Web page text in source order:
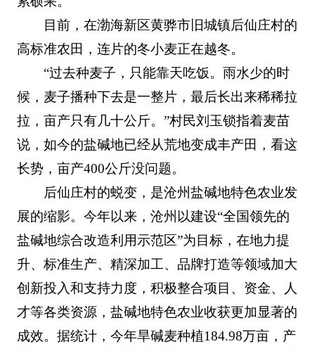
目前，在渤海新区黄骅市旧城镇后仙庄村的
高标准农田，连片的冬小麦正在越冬。
“过去种麦子，只能靠天吃饭。雨水少的时
候，麦子播种下去是一整片，最后长出来稀稀拉
拉，亩产只有几十公斤。”村民刘玉锁指着麦苗
说，如今的盐碱地已经从荒地变成丰产田，看这
长势，亩产400公斤没问题。
后仙庄村的蜕变，是沧州盐碱地特色农业发
展的缩影。今年以来，沧州以建设“全国领先的
盐碱地综合改造利用示范区”为目标，在地力提
升、标准生产、精深加工、品牌打造等领域加大
创新投入和支持力度，积极整合项目、资金、人
才等各类资源，盐碱地特色农业收获更加显著的
成效。据统计，今年旱碱麦种植184.98万亩，产